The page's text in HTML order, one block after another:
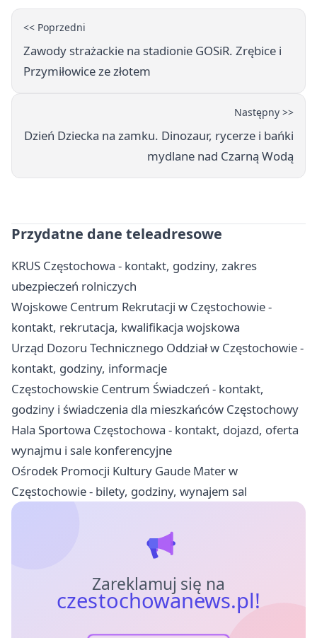
<< Poprzedni
Zawody strażackie na stadionie GOSiR. Zrębice i
Przymiłowice ze złotem
Następny >>
Dzień Dziecka na zamku. Dinozaur, rycerze i bańki
mydlane nad Czarną Wodą
Przydatne dane teleadresowe
KRUS Częstochowa - kontakt, godziny, zakres
ubezpieczeń rolniczych
Wojskowe Centrum Rekrutacji w Częstochowie -
kontakt, rekrutacja, kwalifikacja wojskowa
Urząd Dozoru Technicznego Oddział w Częstochowie -
kontakt, godziny, informacje
Częstochowskie Centrum Świadczeń - kontakt,
godziny i świadczenia dla mieszkańców Częstochowy
Hala Sportowa Częstochowa - kontakt, dojazd, oferta
wynajmu i sale konferencyjne
Ośrodek Promocji Kultury Gaude Mater w
Częstochowie - bilety, godziny, wynajem sal
Zareklamuj się na
czestochowanews.pl!